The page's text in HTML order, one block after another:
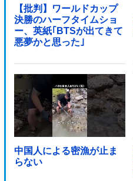
【批判】ワールドカップ
決勝のハーフタイムショ
ー、英紙｢BTSが出てきて
悪夢かと思った｣
中国人による密漁が止ま
らない